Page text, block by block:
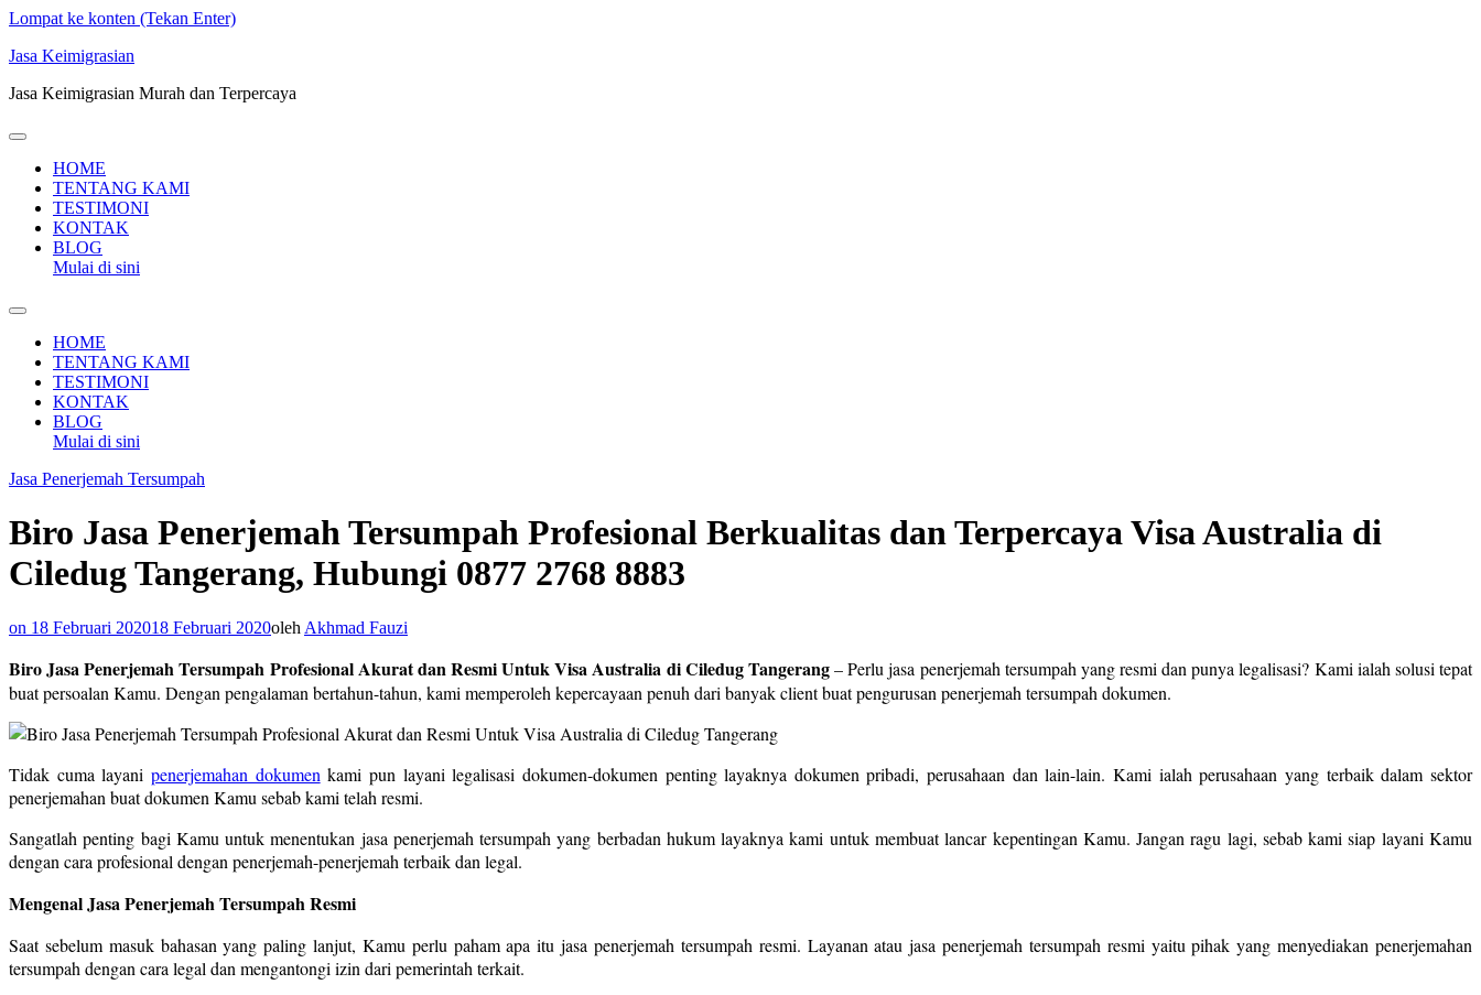
Lompat ke konten (Tekan Enter)
Jasa Keimigrasian
Jasa Keimigrasian Murah dan Terpercaya
HOME
TENTANG KAMI
TESTIMONI
KONTAK
BLOG
Mulai di sini
HOME
TENTANG KAMI
TESTIMONI
KONTAK
BLOG
Mulai di sini
Jasa Penerjemah Tersumpah
Biro Jasa Penerjemah Tersumpah Profesional Berkualitas dan Terpercaya Visa Australia di
Ciledug Tangerang, Hubungi 0877 2768 8883
on 18 Februari 202018 Februari 2020oleh Akhmad Fauzi
Biro Jasa Penerjemah Tersumpah Profesional Akurat dan Resmi Untuk Visa Australia di Ciledug Tangerang– Perlu jasa penerjemah tersumpah yang resmi dan punya legalisasi? Kami ialah solusi tepat
buat persoalan Kamu. Dengan pengalaman bertahun-tahun, kami memperoleh kepercayaan penuh dari banyak client buat pengurusan penerjemah tersumpah dokumen.
Tidak cuma layani penerjemahan dokumen kami pun layani legalisasi dokumen-dokumen penting layaknya dokumen pribadi, perusahaan dan lain-lain. Kami ialah perusahaan yang terbaik dalam sektor
penerjemahan buat dokumen Kamu sebab kami telah resmi.
Sangatlah penting bagi Kamu untuk menentukan jasa penerjemah tersumpah yang berbadan hukum layaknya kami untuk membuat lancar kepentingan Kamu. Jangan ragu lagi, sebab kami siap layani Kamu
dengan cara profesional dengan penerjemah-penerjemah terbaik dan legal.
Mengenal Jasa Penerjemah Tersumpah Resmi
Saat sebelum masuk bahasan yang paling lanjut, Kamu perlu paham apa itu jasa penerjemah tersumpah resmi. Layanan atau jasa penerjemah tersumpah resmi yaitu pihak yang menyediakan penerjemahan
tersumpah dengan cara legal dan mengantongi izin dari pemerintah terkait.